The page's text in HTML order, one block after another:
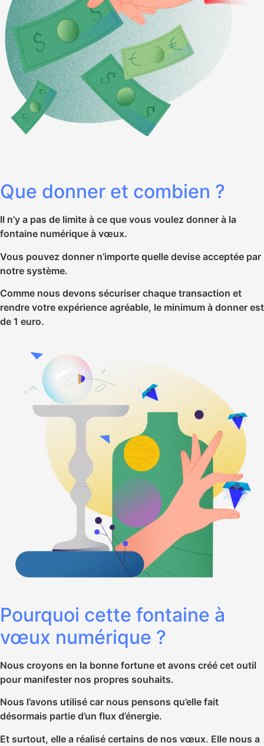
Que donner et combien ?
Il n’y a pas de limite à ce que vous voulez donner à la
fontaine numérique à vœux.
Vous pouvez donner n’importe quelle devise acceptée par
notre système.
Comme nous devons sécuriser chaque transaction et
rendre votre expérience agréable, le minimum à donner est
de 1 euro.
Pourquoi cette fontaine à
vœux numérique ?
Nous croyons en la bonne fortune et avons créé cet outil
pour manifester nos propres souhaits.
Nous l’avons utilisé car nous pensons qu’elle fait
désormais partie d’un flux d’énergie.
Et surtout, elle a réalisé certains de nos vœux. Elle nous a